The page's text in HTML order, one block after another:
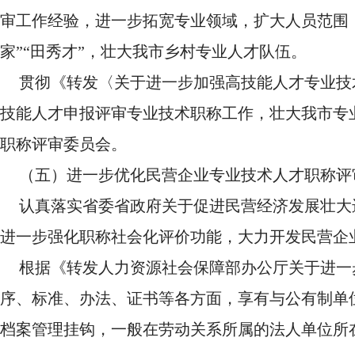
审工作经验，进一步拓宽专业领域，扩大人员范
家”“田秀才”，壮大我市乡村专业人才队伍。
贯彻《转发〈关于进一步加强高技能人才专业
技能人才申报评审专业技术职称工作，壮大我市
职称评审委员会。
（五）进一步优化民营企业专业技术人才职称
认真落实省委省政府关于促进民营经济发展壮
进一步强化职称社会化评价功能，大力开发民营
根据《转发人力资源社会保障部办公厅关于进
序、标准、办法、证书等各方面，享有与公有制
档案管理挂钩，一般在劳动关系所属的法人单位